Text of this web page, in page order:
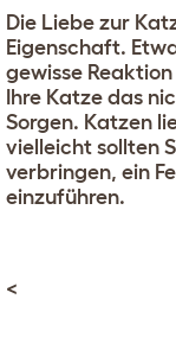
Die Liebe zur
Eigenschaft.
gewisse
Ihre Katze das
Sorgen. Katzen
vielleicht sollten
verbringen, ein
einzuführen.
<